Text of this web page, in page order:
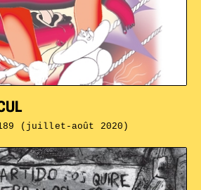
(juillet-août 2020)